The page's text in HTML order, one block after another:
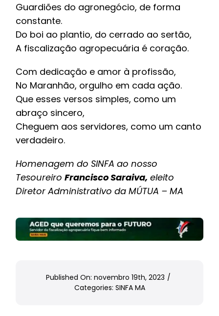
Guardiões do agronegócio, de forma
constante.
Do boi ao plantio, do cerrado ao sertão,
A fiscalização agropecuária é coração.
Com dedicação e amor à profissão,
No Maranhão, orgulho em cada ação.
Que esses versos simples, como um
abraço sincero,
Cheguem aos servidores, como um canto
verdadeiro.
Homenagem do SINFA ao nosso
Tesoureiro Francisco Saraiva, eleito
Diretor Administrativo da MÚTUA – MA
Published On: novembro 19th, 2023 /
Categories: SINFA MA